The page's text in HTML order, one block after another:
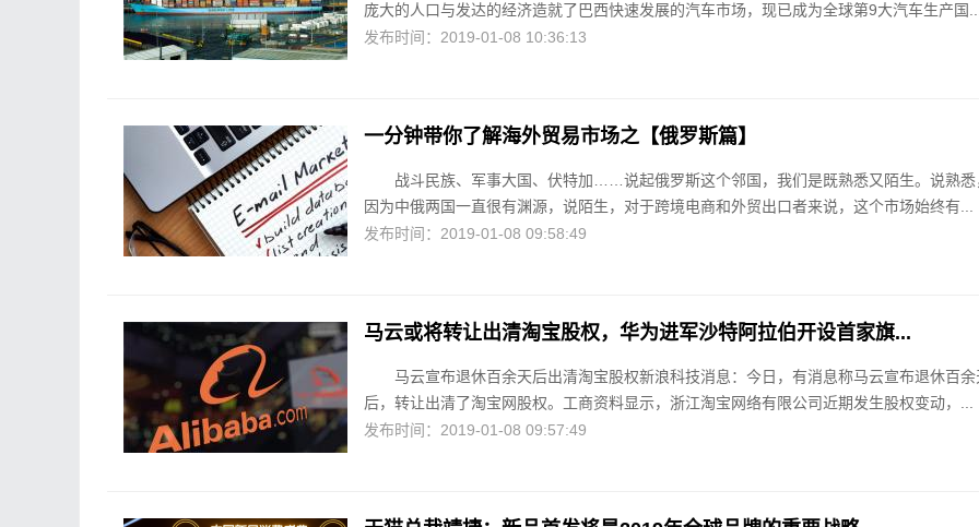
庞大的人口与发达的经济造就了巴西快速发展的汽车市场，现已成为全球第9大汽车生产国...
发布时间：2019-01-08 10:36:13
一分钟带你了解海外贸易市场之【俄罗斯篇】
战斗民族、军事大国、伏特加……说起俄罗斯这个邻国，我们是既熟悉又陌生。说熟悉
因为中俄两国一直很有渊源，说陌生，对于跨境电商和外贸出口者来说，这个市场始终有...
发布时间：2019-01-08 09:58:49
马云或将转让出清淘宝股权，华为进军沙特阿拉伯开设首家旗...
马云宣布退休百余天后出清淘宝股权新浪科技消息：今日，有消息称马云宣布退休百余
后，转让出清了淘宝网股权。工商资料显示，浙江淘宝网络有限公司近期发生股权变动，...
发布时间：2019-01-08 09:57:49